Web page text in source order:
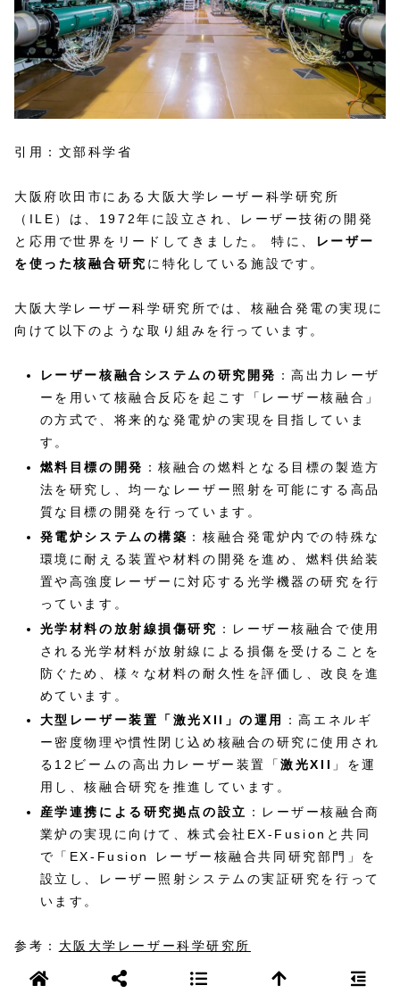
引用：文部科学省
大阪府吹田市にある大阪大学レーザー科学研究所
（ILE）は、1972年に設立され、レーザー技術の開発
と応用で世界をリードしてきました。 特に、
レーザー
を使った核融合研究 に特化している施設です。
大阪大学レーザー科学研究所では、核融合発電の実現に
向けて以下のような取り組みを行っています。
レーザー核融合システムの研究開発 ：高出力レーザ
ーを用いて核融合反応を起こす「レーザー核融合」
の方式で、将来的な発電炉の実現を目指していま
す。
燃料目標の開発 ：核融合の燃料となる目標の製造方
法を研究し、均一なレーザー照射を可能にする高品
質な目標の開発を行っています。
発電炉システムの構築 ：核融合発電炉内での特殊な
環境に耐える装置や材料の開発を進め、燃料供給装
置や高強度レーザーに対応する光学機器の研究を行
っています。
光学材料の放射線損傷研究 ：レーザー核融合で使用
される光学材料が放射線による損傷を受けることを
防ぐため、様々な材料の耐久性を評価し、改良を進
めています。
大型レーザー装置「激光XII」の運用
：高エネルギ
ー密度物理や慣性閉じ込め核融合の研究に使用され
る12ビームの高出力レーザー装置「激光XII 」を運
用し、核融合研究を推進しています。
産学連携による研究拠点の設立 ：レーザー核融合商
業炉の実現に向けて、株式会社EX-Fusionと共同
で「EX-Fusion レーザー核融合共同研究部門」を
設立し、レーザー照射システムの実証研究を行って
います。
参考： 大阪大学レーザー科学研究所